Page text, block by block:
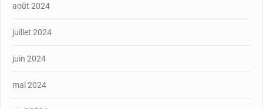
août 2024
juillet 2024
juin 2024
mai 2024